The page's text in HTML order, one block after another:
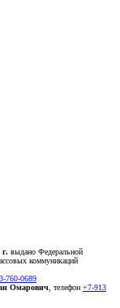
выдано Федеральной
коммуникаций
760-0689
Омарович , телефон +7-913